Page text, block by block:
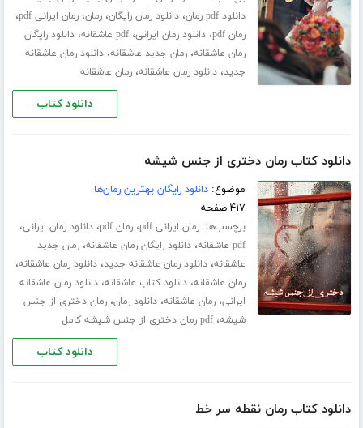
دانلود pdf رمان ،دانلود رمان رایگان،رمان،رمان ایرانی pdf ،
رمان pdf ،دانلود رمان ایرانی،pdf عاشقانه ،دانلود رایگان
رمان عاشقانه،رمان جدید عاشقانه،دانلود رمان عاشقانه
جدید،دانلود رمان عاشقانه،رمان عاشقانه
دانلود کتاب
دانلود کتاب رمان دختری از جنس شیشه
موضوع:دانلود رایگان بهترین رمان‌ها
۴۱۷ صفحه
برچسب‌ها:رمان ایرانی pdf ،رمان pdf ،دانلود رمان ایرانی،
pdf عاشقانه ،دانلود رایگان رمان عاشقانه،رمان جدید
عاشقانه،دانلود رمان عاشقانه جدید،دانلود رمان عاشقانه،
رمان عاشقانه،دانلود کتاب عاشقانه،دانلود رمان عاشقانه
ایرانی،رمان عاشقانه،دانلود رمان،رمان دختری از جنس
شیشه،pdf رمان دختری از جنس شیشه کامل
دانلود کتاب
دانلود کتاب رمان نقطه سر خط